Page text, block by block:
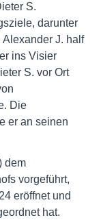
S.
darunter
J. half
ins Visier
S. vor Ort
Die
er an seinen
dem
vorgeführt,
eröffnet und
hat.